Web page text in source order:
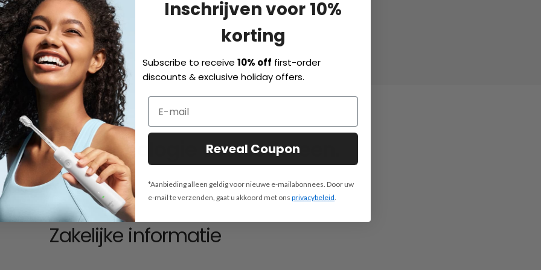
technologie voor iedereen.
Zakelijke informatie
Inschrijven voor 10%
korting
Subscribe to receive10% off first-order
discounts & exclusive holiday offers.
Reveal Coupon
*Aanbieding alleen geldig voor nieuwe e-mailabonnees. Door uw
e-mail te verzenden, gaat u akkoord met onsprivacybeleid.